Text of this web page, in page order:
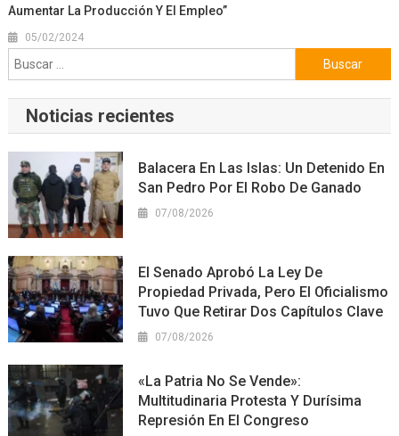
Aumentar La Producción Y El Empleo”
05/02/2024
Buscar:
Noticias recientes
Balacera En Las Islas: Un Detenido En
San Pedro Por El Robo De Ganado
07/08/2026
El Senado Aprobó La Ley De
Propiedad Privada, Pero El Oficialismo
Tuvo Que Retirar Dos Capítulos Clave
07/08/2026
«La Patria No Se Vende»:
Multitudinaria Protesta Y Durísima
Represión En El Congreso